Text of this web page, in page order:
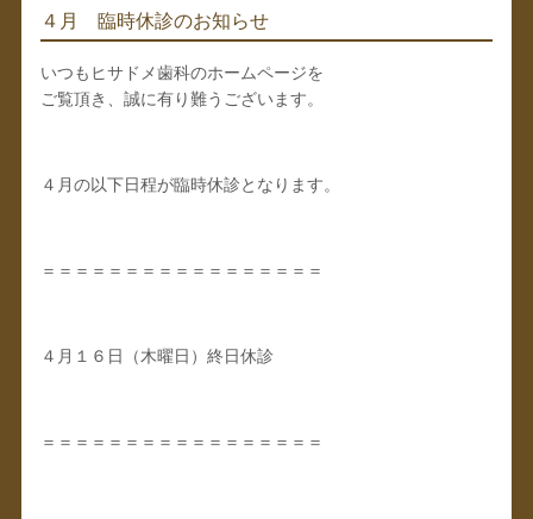
４月 臨時休診のお知らせ
いつもヒサドメ歯科のホームページを
ご覧頂き、誠に有り難うございます。
４月の以下日程が臨時休診となります。
＝＝＝＝＝＝＝＝＝＝＝＝＝＝＝＝＝
４月１６日（木曜日）終日休診
＝＝＝＝＝＝＝＝＝＝＝＝＝＝＝＝＝